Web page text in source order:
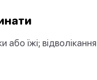
або їжі;